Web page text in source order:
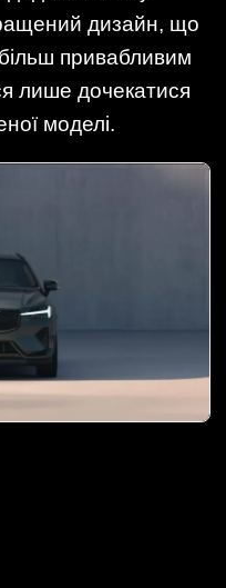
дизайн, що
привабливим
лише дочекатися
моделі.